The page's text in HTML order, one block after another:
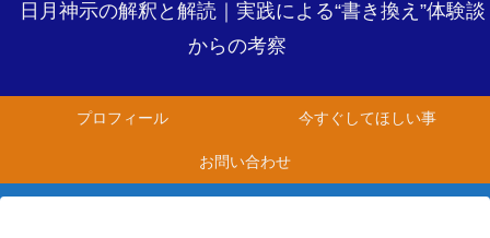
日月神示の解釈と解読｜実践による“書き換え”体験談
からの考察
プロフィール 今すぐしてほしい事
お問い合わせ